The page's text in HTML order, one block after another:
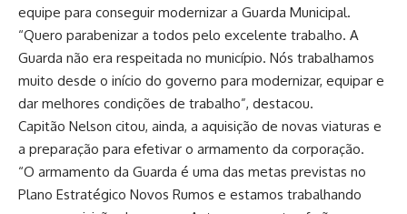
equipe para conseguir modernizar a Guarda Municipal.
“Quero parabenizar a todos pelo excelente trabalho. A
Guarda não era respeitada no município. Nós trabalhamos
muito desde o início do governo para modernizar, equipar e
dar melhores condições de trabalho”, destacou.
Capitão Nelson citou, ainda, a aquisição de novas viaturas e
a preparação para efetivar o armamento da corporação.
“O armamento da Guarda é uma das metas previstas no
Plano Estratégico Novos Rumos e estamos trabalhando